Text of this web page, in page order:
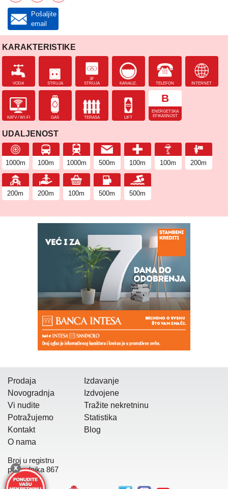
Pošaljite
email
KARAKTERISTIKE
VODA STRUJA
3F
STRUJA
KANALIZ. TELEFON INTERNET
KATV / WI-FI GAS TERASA LIFT
B
ENERGETSKA
EFIKASNOST
UDALJENOST
1000m 100m 1000m 500m 100m 100m 200m
200m 200m 100m 500m 500m
Prodaja
Izdavanje
Novogradnja
Izdvojene
Vi nudite
Tražite nekretninu
Potražujemo
Statistika
Kontakt
Blog
O nama
Broj u registru
posrednika 867